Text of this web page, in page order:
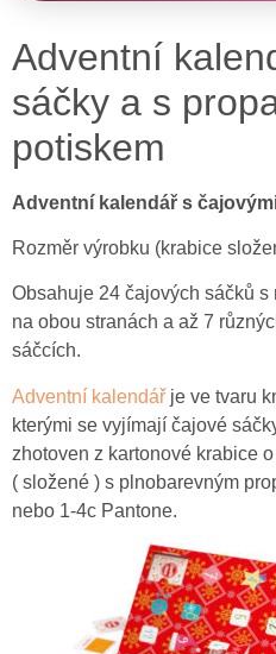
Adventní
sáčky a s
potiskem
Adventní kalendář s
Rozměr výrobku (krabice
Obsahuje 24 čajových sáčků s
na obou stranách a až 7
sáčcích.
Adventní kalendář je ve tvaru
kterými se vyjímají čajové
zhotoven z kartonové krabice
( složené ) s plnobarevným
nebo 1-4c Pantone.